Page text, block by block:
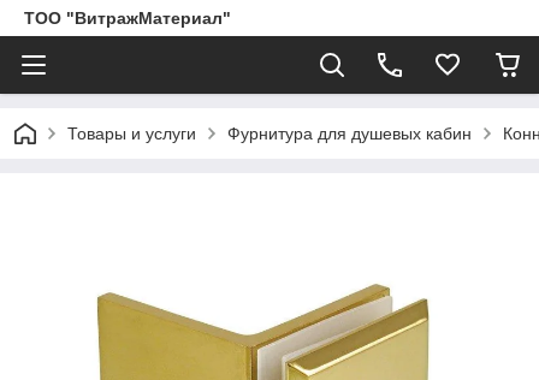
ТОО "ВитражМатериал"
Товары и услуги Фурнитура для душевых кабин